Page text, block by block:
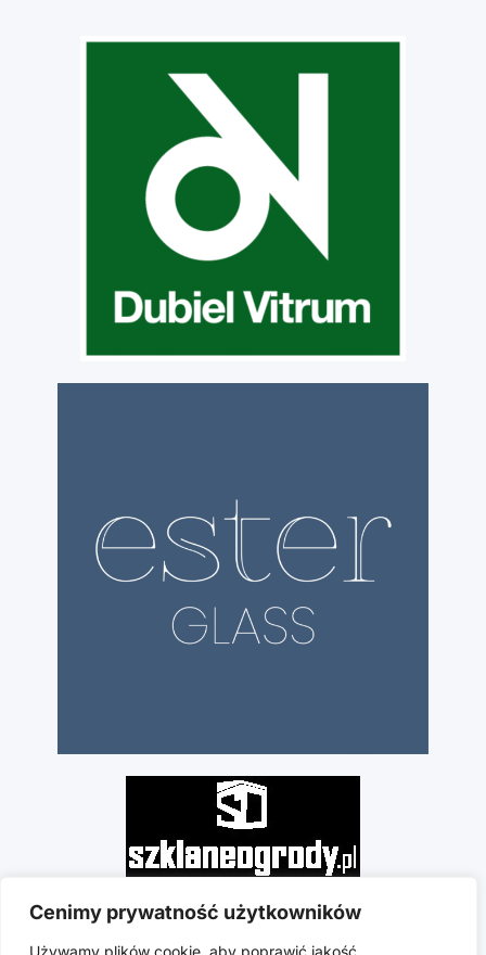
Cenimy prywatność użytkowników
Używamy plików cookie, aby poprawić jakość